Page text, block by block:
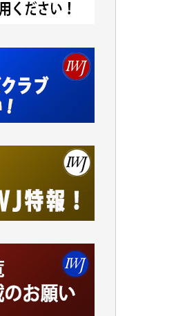
えず今は非会員
IWJのカメラマ
コンテンツが失
ない。少しでも
）
した。（T.M.
した。IWJの危
い額ですが病気
膨大な取材記事
々とのインタビ
て重要な知的財